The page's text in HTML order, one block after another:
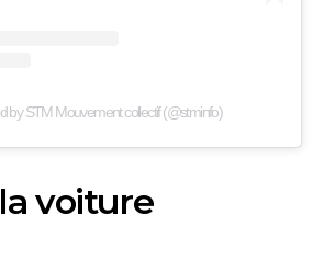
by STM Mouvement collectif (@stminfo)
voiture